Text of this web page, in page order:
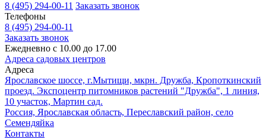
8 (495) 294-00-11 Заказать звонок
Телефоны
8 (495) 294-00-11
Заказать звонок
Ежедневно с 10.00 до 17.00
Адреса садовых центров
Адреса
Ярославское шоссе, г.Мытищи, мкрн. Дружба, Кропоткинский
проезд. Экспоцентр питомников растений "Дружба", 1 линия,
10 участок, Мартин сад.
Россия, Ярославская область, Переславский район, село
Семендяйка
Контакты